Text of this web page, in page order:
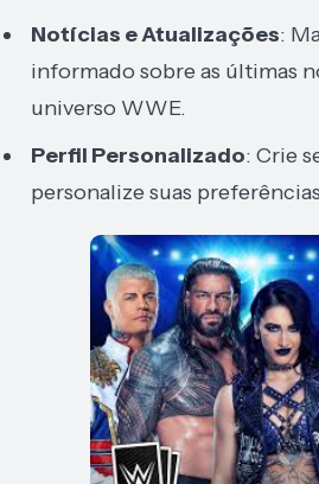
Notícias e Atualizações:
informado sobre as últimas
universo WWE.
Perfil Personalizado: Crie
personalize suas